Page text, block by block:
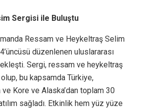
Sergisi ile Buluştu
Ressam ve Heykeltraş Selim
düzenlenen uluslararası
Sergi, ressam ve heykeltraş
bu kapsamda Türkiye,
Kore ve Alaska’dan toplam 30
sağladı. Etkinlik hem yüz yüze